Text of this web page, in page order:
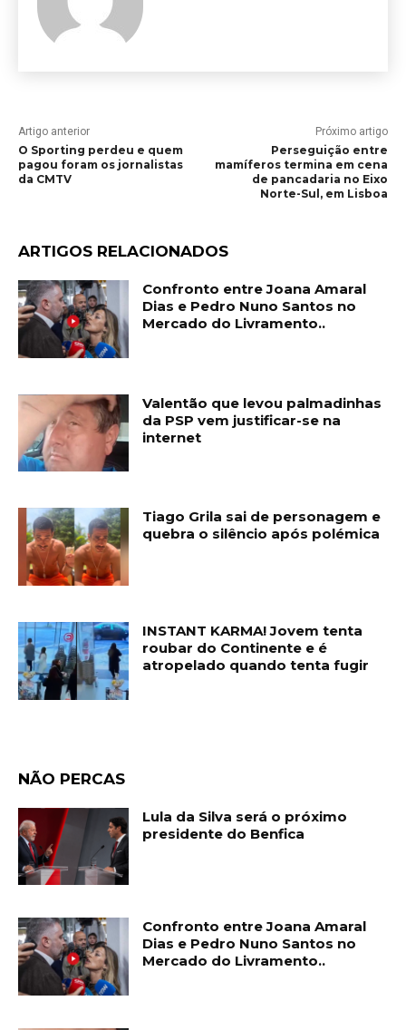
Artigo anterior
O Sporting perdeu e quem
pagou foram os jornalistas
da CMTV
Próximo artigo
Perseguição entre
mamíferos termina em cena
de pancadaria no Eixo
Norte-Sul, em Lisboa
ARTIGOS RELACIONADOS
Confronto entre Joana Amaral
Dias e Pedro Nuno Santos no
Mercado do Livramento..
Valentão que levou palmadinhas
da PSP vem justificar-se na
internet
Tiago Grila sai de personagem e
quebra o silêncio após polémica
INSTANT KARMA! Jovem tenta
roubar do Continente e é
atropelado quando tenta fugir
NÃO PERCAS
Lula da Silva será o próximo
presidente do Benfica
Confronto entre Joana Amaral
Dias e Pedro Nuno Santos no
Mercado do Livramento..